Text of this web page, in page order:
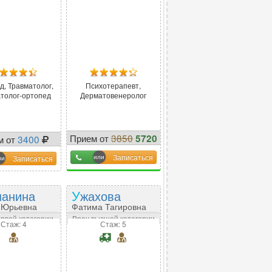
Травматолог,
ортопед
от3400
Записаться
Психотерапевт,
Дерматовенеролог
Прием от38505720
--49%
Записаться
категории
Стаж: 4
Ужахова
Фатима Тагировна
Врач высшей категории
Стаж: 5